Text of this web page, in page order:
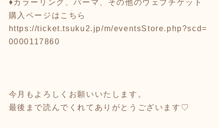
♦︎カラーリング、パーマ、その他のウェブチケット
購入ページはこちら
https://ticket.tsuku2.jp/m/eventsStore.php?scd=
0000117860
今月もよろしくお願いいたします。
最後まで読んでくれてありがとうございます♡